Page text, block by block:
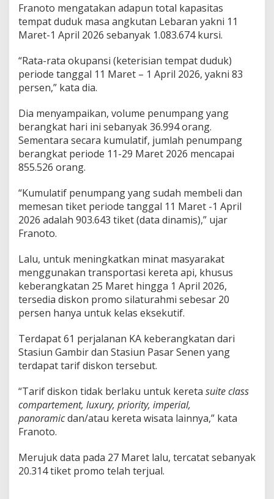
Franoto mengatakan adapun total kapasitas
tempat duduk masa angkutan Lebaran yakni 11
Maret-1 April 2026 sebanyak 1.083.674 kursi.
“Rata-rata okupansi (keterisian tempat duduk)
periode tanggal 11 Maret – 1 April 2026, yakni 83
persen,” kata dia.
Dia menyampaikan, volume penumpang yang
berangkat hari ini sebanyak 36.994 orang.
Sementara secara kumulatif, jumlah penumpang
berangkat periode 11-29 Maret 2026 mencapai
855.526 orang.
“Kumulatif penumpang yang sudah membeli dan
memesan tiket periode tanggal 11 Maret -1 April
2026 adalah 903.643 tiket (data dinamis),” ujar
Franoto.
Lalu, untuk meningkatkan minat masyarakat
menggunakan transportasi kereta api, khusus
keberangkatan 25 Maret hingga 1 April 2026,
tersedia diskon promo silaturahmi sebesar 20
persen hanya untuk kelas eksekutif.
Terdapat 61 perjalanan KA keberangkatan dari
Stasiun Gambir dan Stasiun Pasar Senen yang
terdapat tarif diskon tersebut.
“Tarif diskon tidak berlaku untuk kereta suite class
compartement, luxury, priority, imperial,
panoramicdan/atau kereta wisata lainnya,” kata
Franoto.
Merujuk data pada 27 Maret lalu, tercatat sebanyak
20.314 tiket promo telah terjual.